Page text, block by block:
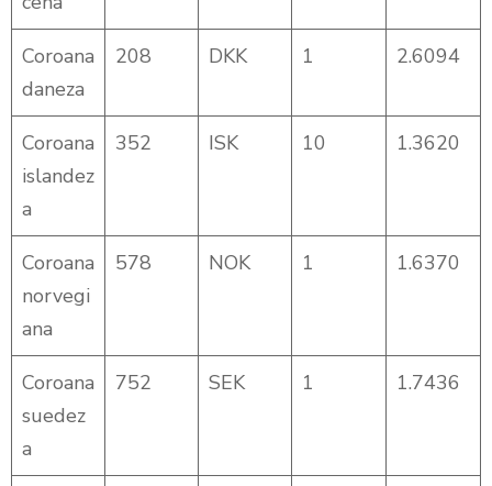
Coroana
daneza
208 DKK 1 2.6094
Coroana
islandez
a
352 ISK 10 1.3620
Coroana
norvegi
ana
578 NOK 1 1.6370
Coroana
suedez
a
752 SEK 1 1.7436